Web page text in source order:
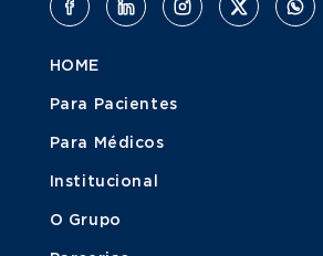
Acompanhamento após tratamento
O suporte especializado deste
particularidades de cada paciente.
HOME
Para Pacientes
Para Médicos
Institucional
O Grupo